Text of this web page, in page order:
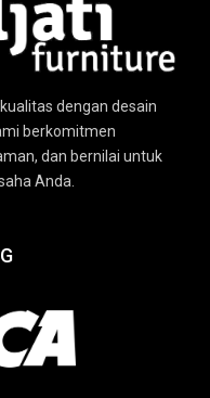
dengan desain
berkomitmen
dan bernilai untuk
Anda.